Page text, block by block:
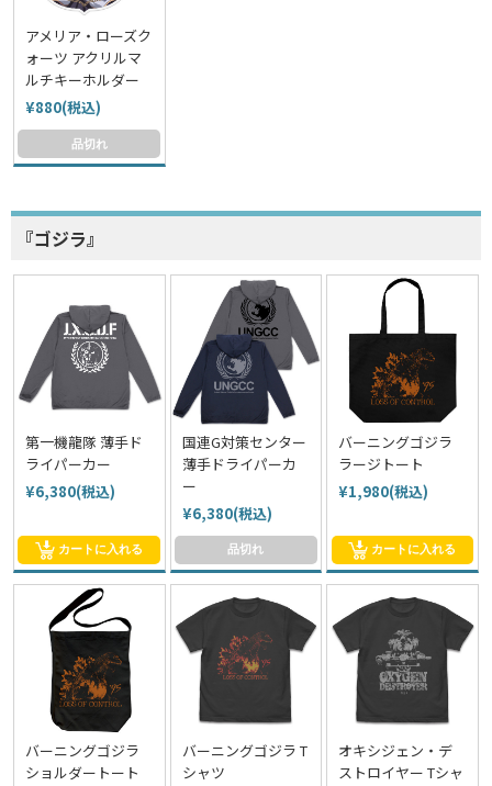
アメリア・ローズク
ォーツ アクリルマ
ルチキーホルダー
¥880(税込)
品切れ
『ゴジラ』
第一機龍隊 薄手ド
ライパーカー
¥6,380(税込)
カートに入れる
国連G対策センター
薄手ドライパーカ
ー
¥6,380(税込)
品切れ
バーニングゴジラ
ラージトート
¥1,980(税込)
カートに入れる
バーニングゴジラ
ショルダートート
バーニングゴジラ T
シャツ
オキシジェン・デ
ストロイヤー Tシャ